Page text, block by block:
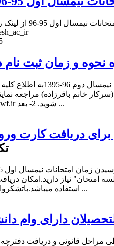
برای
نحوه و زمان ثبت
سایت اینترنتی صندوق رفاه به آدرس www.swf.ir شوید. 2- بعد ...
دریافت کارت
استفاده میباشد.باتشکرواحد آموزش موسسه راه دانش بابل» جهت دسترسی ...
دارای وام